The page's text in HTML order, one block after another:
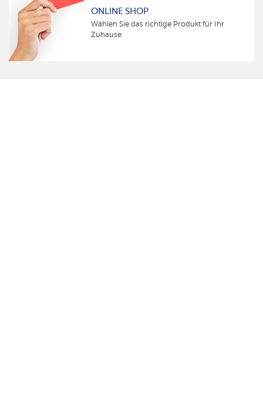
ONLINE SHOP
Wählen Sie das richtige Produkt für Ihr
Zuhause